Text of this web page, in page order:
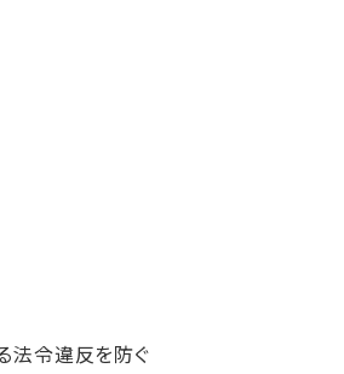
法令違反を防ぐ